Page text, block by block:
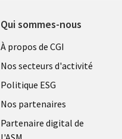
Qui sommes-nous
Useful
links
FRANCE
À propos de CGI
Nos secteurs d'activité
Politique ESG
Nos partenaires
Partenaire digital de